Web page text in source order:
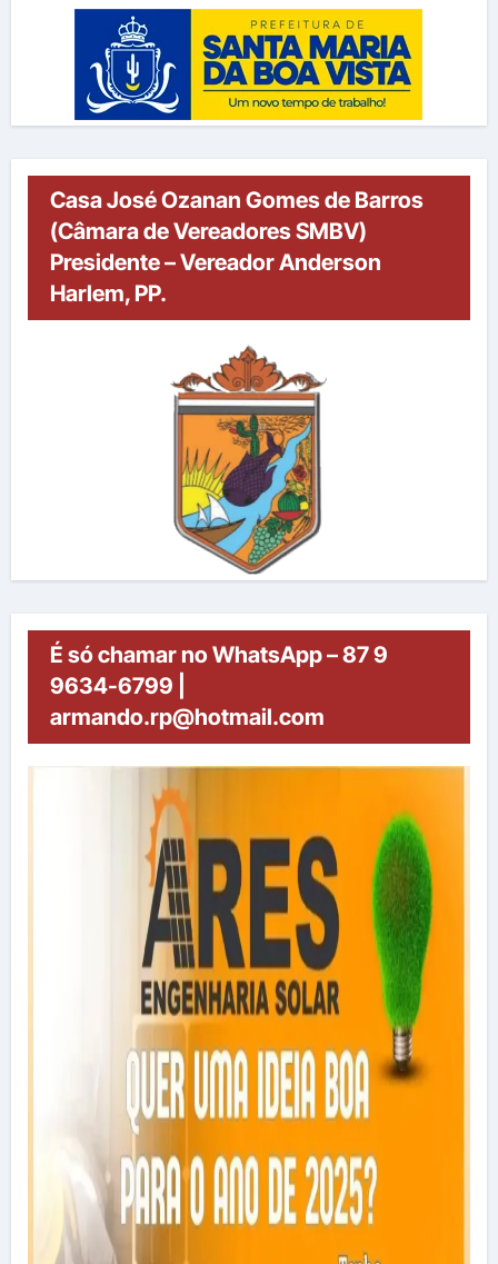
Casa José Ozanan Gomes de Barros
(Câmara de Vereadores SMBV)
Presidente – Vereador Anderson
Harlem, PP.
É só chamar no WhatsApp – 87 9
9634-6799 |
armando.rp@hotmail.com